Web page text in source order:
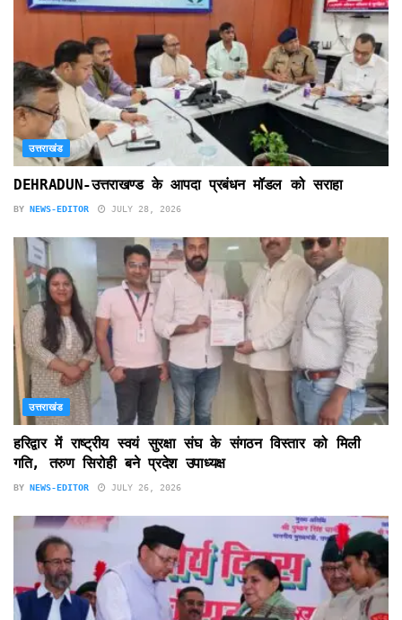
उत्तराखंड
DEHRADUN-उत्तराखण्ड के आपदा प्रबंधन मॉडल को सराहा
BY NEWS-EDITOR JULY 28, 2026
उत्तराखंड
हरिद्वार में राष्ट्रीय स्वयं सुरक्षा संघ के संगठन विस्तार को मिली
गति, तरुण सिरोही बने प्रदेश उपाध्यक्ष
BY NEWS-EDITOR JULY 26, 2026